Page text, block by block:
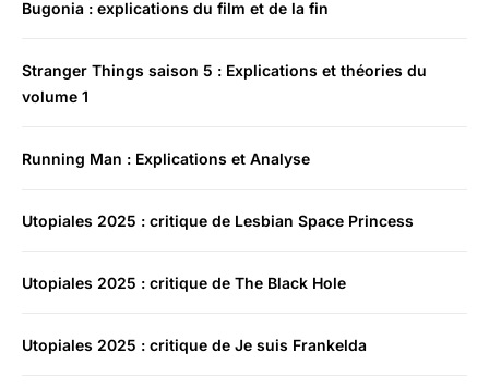
Bugonia : explications du film et de la fin
Stranger Things saison 5 : Explications et théories du
volume 1
Running Man : Explications et Analyse
Utopiales 2025 : critique de Lesbian Space Princess
Utopiales 2025 : critique de The Black Hole
Utopiales 2025 : critique de Je suis Frankelda